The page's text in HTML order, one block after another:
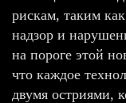
рискам, таким
надзор и
на пороге этой
что каждое
двумя остриями,